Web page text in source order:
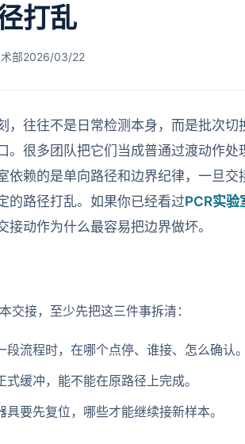
打乱
部2026/03/22
，往往不是日常检测本身，而是批次
。很多团队把它们当成普通过渡动作
依赖的是单向路径和边界纪律，一旦交
的路径打乱。如果你已经看过PCR实验
动作为什么最容易把边界做坏。
交接，至少先把这三件事拆清：
流程时，在哪个点停、谁接、怎么确认。
缓冲，能不能在原路径上完成。
要先复位，哪些才能继续接新样本。